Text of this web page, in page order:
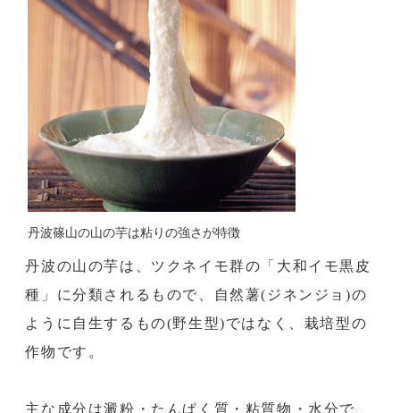
丹波篠山の山の芋は粘りの強さが特徴
丹波の山の芋は、ツクネイモ群の「大和イモ黒皮
種」に分類されるもので、自然薯(ジネンジョ)の
ように自生するもの(野生型)ではなく、栽培型の
作物です。
主な成分は澱粉・たんぱく質・粘質物・水分で、